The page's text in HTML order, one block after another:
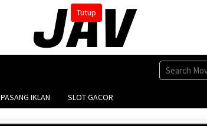
Tutup
PASANG IKLAN SLOT GACOR